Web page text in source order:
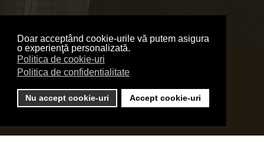
Doar acceptând cookie-urile vă putem asigura
o experienţă personalizată.
Politica de cookie-uri
Politica de confidentialitate
Nu accept cookie-uri Accept cookie-uri
Politica de confidentialitate
Politica de cookie-uri